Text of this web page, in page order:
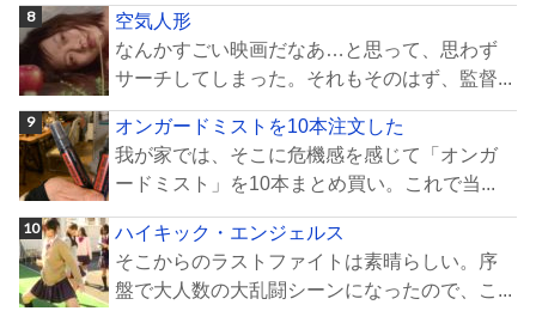
空気人形
なんかすごい映画だなあ…と思って、思わず
サーチしてしまった。それもそのはず、監督...
オンガードミストを10本注文した
我が家では、そこに危機感を感じて「オンガ
ードミスト」を10本まとめ買い。これで当...
ハイキック・エンジェルス
そこからのラストファイトは素晴らしい。序
盤で大人数の大乱闘シーンになったので、こ...